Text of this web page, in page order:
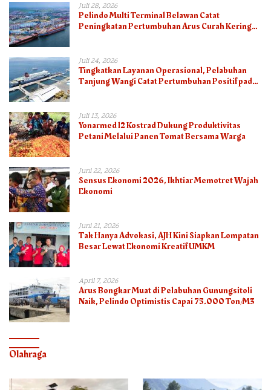
Juli 28, 2026
Pelindo Multi Terminal Belawan Catat
Peningkatan Pertumbuhan Arus Curah Kering
Juli 24, 2026
Tingkatkan Layanan Operasional, Pelabuhan
Tanjung Wangi Catat Pertumbuhan Positif pada
Juli 13, 2026
Yonarmed 12 Kostrad Dukung Produktivitas
Petani Melalui Panen Tomat Bersama Warga
Juni 22, 2026
Sensus Ekonomi 2026, Ikhtiar Memotret Wajah
Ekonomi
Juni 21, 2026
Tak Hanya Advokasi, AJH Kini Siapkan Lompatan
Besar Lewat Ekonomi Kreatif UMKM
April 7, 2026
Arus Bongkar Muat di Pelabuhan Gunungsitoli
Naik, Pelindo Optimistis Capai 75.000 Ton/M3
Olahraga